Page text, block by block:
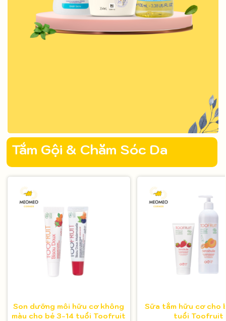
Tắm Gội & Chăm Sóc Da
Son dưỡng môi hữu cơ không
màu cho bé 3-14 tuổi Toofruit
Sữa tắm hữu cơ cho
tuổi Toofruit